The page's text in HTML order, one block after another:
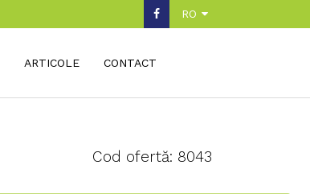
RO
ARTICOLE CONTACT
Cod ofertă: 8043